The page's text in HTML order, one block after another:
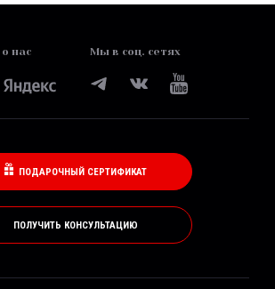
нас Мы в соц. сетях
ПОДАРОЧНЫЙ СЕРТИФИКАТ
ПОЛУЧИТЬ КОНСУЛЬТАЦИЮ